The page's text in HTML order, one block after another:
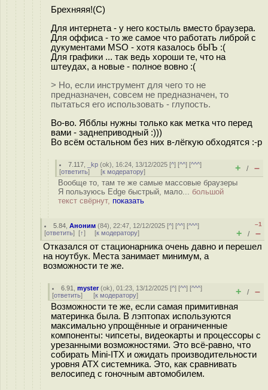
Брехняяя!(С)
Для интернета - у него костыль вместо браузера.
Для оффиса - то же самое что работать либрой с
дукументами MSO - хотя казалось бЫЪ :(
Для графики ... так ведь хороши те, что на
штеудах, а новые - полное вовно :(
> Но, если инструмент для чего то не
предназначен, совсем не предназначен, то
пытаться его использовать - глупость.
Во-во. Ябблы нужны только как метка что перед
вами - заднеприводный :)))
Во всём остальном без них в-лёгкую обходятся :-р
7.117 _kp (ok), 16:24, 13/12/2025 [^] [^^] [^^^]
[ответить] [к модератору] + / –
Вообще то, там те же самые массовые браузеры
Я пользуюсь Edge быстрый, мало... большой
текст свёрнут, показать
5.84 ,Аноним (84), 22:47, 12/12/2025 [^] [^^] [^^^]
[ответить] [↑] [к модератору]
–1
+ / –
Отказался от стационарника очень давно и перешел
на ноутбук. Места занимает минимум, а
возможности те же.
6.91 ,myster(ok), 01:23, 13/12/2025 [^] [^^] [^^^]
[ответить] [к модератору] + / –
Возможности те же, если самая примитивная
материнка была. В лэптопах используются
максимально упрощённые и ограниченные
компоненты: чипсеты, видеокарты и процессоры с
урезанными возможностями. Это всё-равно, что
собирать Mini-ITX и ожидать производительности
уровня ATX системника. Это, как сравнивать
велосипед с гоночным автомобилем.